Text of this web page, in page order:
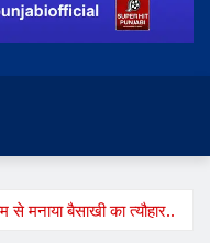
मनाया बैसाखी का त्यौहार..